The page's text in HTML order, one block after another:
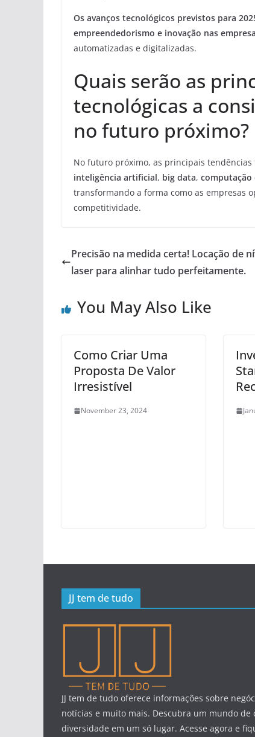
Os avanços tecnológicos previstos para
empreendedorismo e inovação nas
automatizadas e digitalizadas.
Quais serão as
tecnológicas a
no futuro próximo?
No futuro próximo, as principais
inteligência artificial, big data, computação
transformando a forma como as empresas
competitividade.
Precisão na medida certa! Locação de
laser para alinhar tudo perfeitamente.
You May Also Like
Como Criar Uma
Proposta De Valor
Irresistível
November 23, 2024
JJ tem de tudo
JJ tem de tudo oferece informações sobre
notícias e muito mais. Descubra um mundo de
diversidade em um só lugar. Acesse agora e